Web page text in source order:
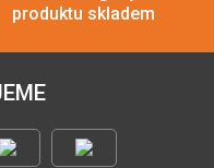
produktu skladem